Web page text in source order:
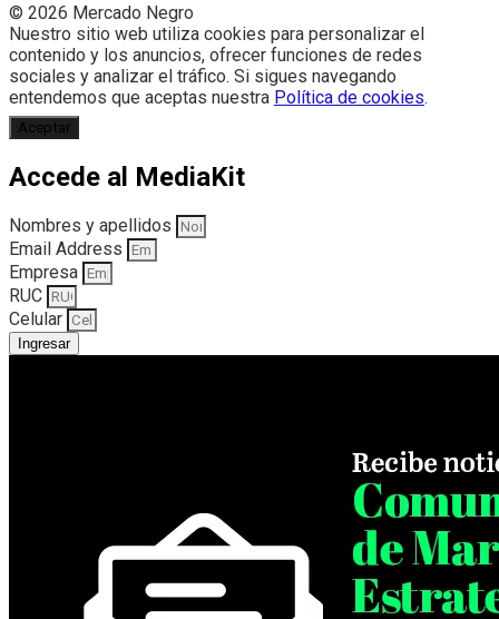
© 2026 Mercado Negro
Nuestro sitio web utiliza cookies para personalizar el
contenido y los anuncios, ofrecer funciones de redes
sociales y analizar el tráfico. Si sigues navegando
entendemos que aceptas nuestra Política de cookies.
Aceptar
Accede al MediaKit
Nombres y apellidos
Email Address
Empresa
RUC
Celular
Ingresar